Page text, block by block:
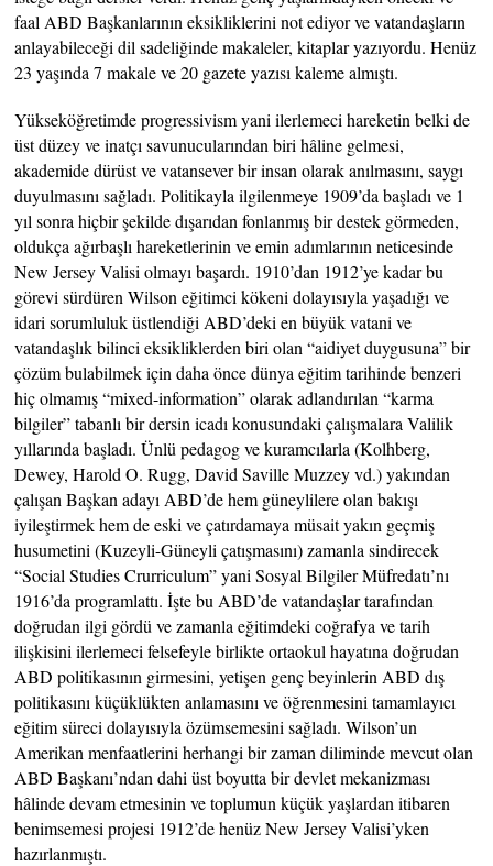
faal ABD Başkanlarının eksikliklerini not ediyor ve vatandaşların
anlayabileceği dil sadeliğinde makaleler, kitaplar yazıyordu. Henüz
23 yaşında 7 makale ve 20 gazete yazısı kaleme almıştı.
Yükseköğretimde progressivism yani ilerlemeci hareketin belki de
üst düzey ve inatçı savunucularından biri hâline gelmesi,
akademide dürüst ve vatansever bir insan olarak anılmasını, saygı
duyulmasını sağladı. Politikayla ilgilenmeye 1909’da başladı ve 1
yıl sonra hiçbir şekilde dışarıdan fonlanmış bir destek görmeden,
oldukça ağırbaşlı hareketlerinin ve emin adımlarının neticesinde
New Jersey Valisi olmayı başardı. 1910’dan 1912’ye kadar bu
görevi sürdüren Wilson eğitimci kökeni dolayısıyla yaşadığı ve
idari sorumluluk üstlendiği ABD’deki en büyük vatani ve
vatandaşlık bilinci eksikliklerden biri olan “aidiyet duygusuna” bir
çözüm bulabilmek için daha önce dünya eğitim tarihinde benzeri
hiç olmamış “mixed-information” olarak adlandırılan “karma
bilgiler” tabanlı bir dersin icadı konusundaki çalışmalara Valilik
yıllarında başladı. Ünlü pedagog ve kuramcılarla (Kolhberg,
Dewey, Harold O. Rugg, David Saville Muzzey vd.) yakından
çalışan Başkan adayı ABD’de hem güneylilere olan bakışı
iyileştirmek hem de eski ve çatırdamaya müsait yakın geçmiş
husumetini (Kuzeyli-Güneyli çatışmasını) zamanla sindirecek
“Social Studies Crurriculum” yani Sosyal Bilgiler Müfredatı’nı
1916’da programlattı. İşte bu ABD’de vatandaşlar tarafından
doğrudan ilgi gördü ve zamanla eğitimdeki coğrafya ve tarih
ilişkisini ilerlemeci felsefeyle birlikte ortaokul hayatına doğrudan
ABD politikasının girmesini, yetişen genç beyinlerin ABD dış
politikasını küçüklükten anlamasını ve öğrenmesini tamamlayıcı
eğitim süreci dolayısıyla özümsemesini sağladı. Wilson’un
Amerikan menfaatlerini herhangi bir zaman diliminde mevcut olan
ABD Başkanı’ndan dahi üst boyutta bir devlet mekanizması
hâlinde devam etmesinin ve toplumun küçük yaşlardan itibaren
benimsemesi projesi 1912’de henüz New Jersey Valisi’yken
hazırlanmıştı.